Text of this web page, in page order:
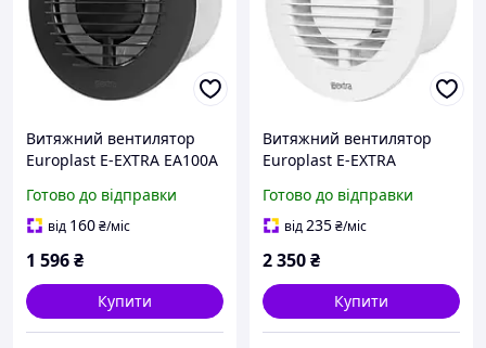
Витяжний вентилятор
Europlast E-EXTRA EA100A
Готово до відправки
від 160₴/міс
1 596₴
Купити
Витяжний вентилятор
Europlast E-EXTRA
Готово до відправки
від235₴/міс
2 350₴
Купити